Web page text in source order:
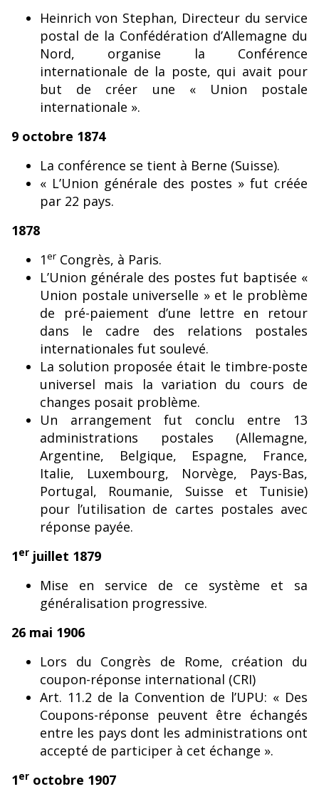
Heinrich von Stephan, Directeur du service
postal de la Confédération d’Allemagne du
Nord, organise la Conférence
internationale de la poste, qui avait pour
but de créer une « Union postale
internationale ».
9 octobre 1874
La conférence se tient à Berne (Suisse).
« L’Union générale des postes » fut créée
par 22 pays.
1878
1er Congrès, à Paris.
L’Union générale des postes fut baptisée «
Union postale universelle » et le problème
de pré-paiement d’une lettre en retour
dans le cadre des relations postales
internationales fut soulevé.
La solution proposée était le timbre-poste
universel mais la variation du cours de
changes posait problème.
Un arrangement fut conclu entre 13
administrations postales (Allemagne,
Argentine, Belgique, Espagne, France,
Italie, Luxembourg, Norvège, Pays-Bas,
Portugal, Roumanie, Suisse et Tunisie)
pour l’utilisation de cartes postales avec
réponse payée.
1er juillet 1879
Mise en service de ce système et sa
généralisation progressive.
26 mai 1906
Lors du Congrès de Rome, création du
coupon-réponse international (CRI)
Art. 11.2 de la Convention de l’UPU: « Des
Coupons-réponse peuvent être échangés
entre les pays dont les administrations ont
accepté de participer à cet échange ».
1er octobre 1907